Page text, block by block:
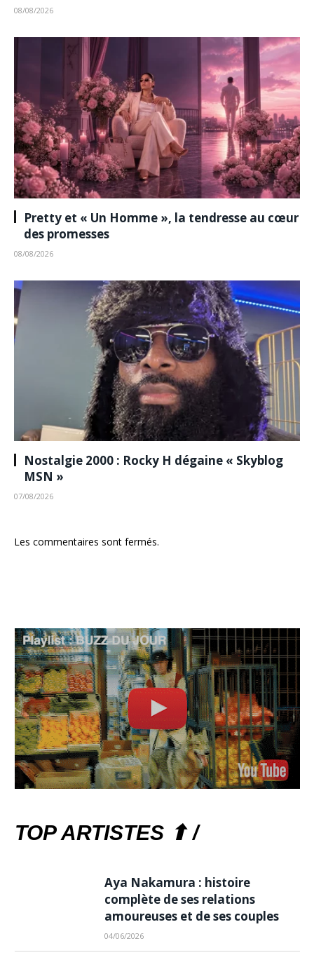
08/08/2026
Pretty et « Un Homme », la tendresse au cœur
des promesses
08/08/2026
Nostalgie 2000 : Rocky H dégaine « Skyblog
MSN »
07/08/2026
Les commentaires sont fermés.
TOP ARTISTES ⬆ /
Aya Nakamura : histoire
complète de ses relations
amoureuses et de ses couples
04/06/2026